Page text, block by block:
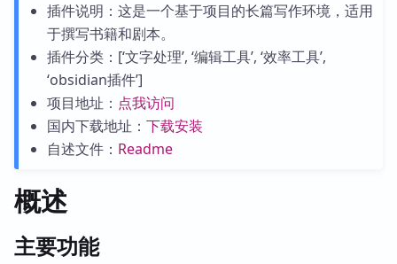
插件说明：这是一个基于项目的长篇写作环境，适用
于撰写书籍和剧本。
插件分类：[‘文字处理’, ‘编辑工具’, ‘效率工具’,
‘obsidian插件’]
项目地址： 点我访问
国内下载地址： 下载安装
自述文件： Readme
概述
主要功能